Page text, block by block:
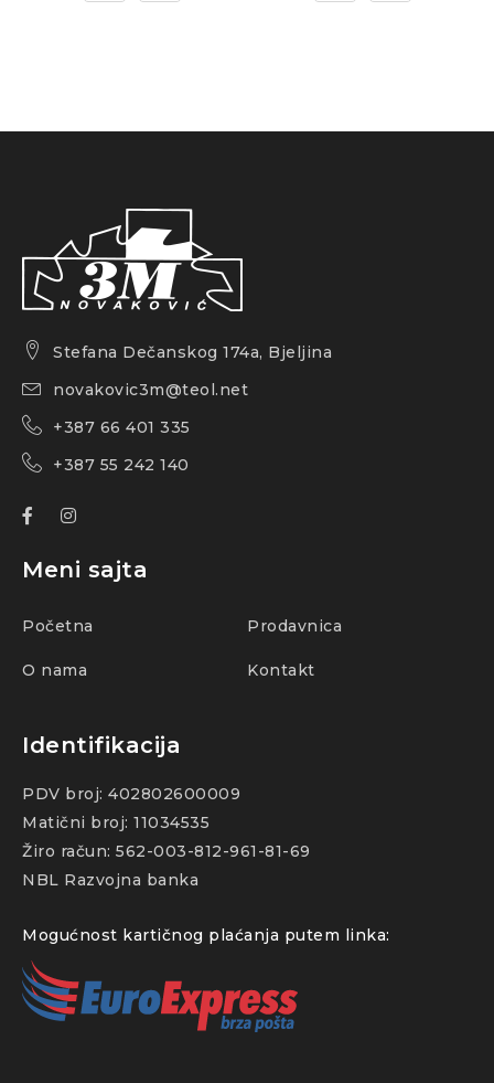
Stefana Dečanskog 174a, Bjeljina
novakovic3m@teol.net
+387 66 401 335
+387 55 242 140
Meni sajta
Početna Prodavnica
O nama Kontakt
Identifikacija
PDV broj: 402802600009
Matični broj: 11034535
Žiro račun: 562-003-812-961-81-69
NBL Razvojna banka
Mogućnost kartičnog plaćanja putem linka: